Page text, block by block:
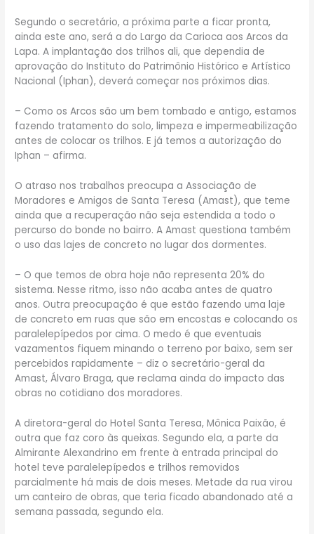
Segundo o secretário, a próxima parte a ficar pronta,
ainda este ano, será a do Largo da Carioca aos Arcos da
Lapa. A implantação dos trilhos ali, que dependia de
aprovação do Instituto do Patrimônio Histórico e Artístico
Nacional (Iphan), deverá começar nos próximos dias.
– Como os Arcos são um bem tombado e antigo, estamos
fazendo tratamento do solo, limpeza e impermeabilização
antes de colocar os trilhos. E já temos a autorização do
Iphan – afirma.
O atraso nos trabalhos preocupa a Associação de
Moradores e Amigos de Santa Teresa (Amast), que teme
ainda que a recuperação não seja estendida a todo o
percurso do bonde no bairro. A Amast questiona também
o uso das lajes de concreto no lugar dos dormentes.
– O que temos de obra hoje não representa 20% do
sistema. Nesse ritmo, isso não acaba antes de quatro
anos. Outra preocupação é que estão fazendo uma laje
de concreto em ruas que são em encostas e colocando os
paralelepípedos por cima. O medo é que eventuais
vazamentos fiquem minando o terreno por baixo, sem ser
percebidos rapidamente – diz o secretário-geral da
Amast, Álvaro Braga, que reclama ainda do impacto das
obras no cotidiano dos moradores.
A diretora-geral do Hotel Santa Teresa, Mônica Paixão, é
outra que faz coro às queixas. Segundo ela, a parte da
Almirante Alexandrino em frente à entrada principal do
hotel teve paralelepípedos e trilhos removidos
parcialmente há mais de dois meses. Metade da rua virou
um canteiro de obras, que teria ficado abandonado até a
semana passada, segundo ela.